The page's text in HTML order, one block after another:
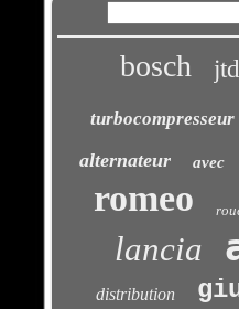
bosch
turbocompresseur
alternateur avec
romeo
lancia
distribution